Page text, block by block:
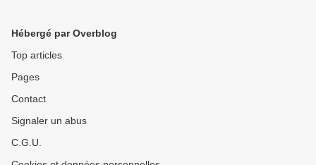
Hébergé par Overblog
Top articles
Pages
Contact
Signaler un abus
C.G.U.